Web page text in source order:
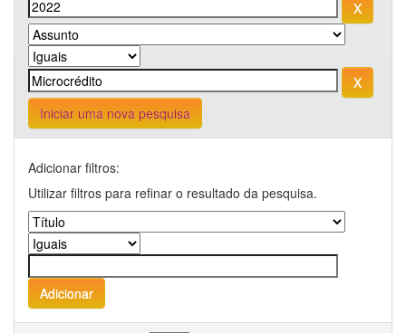
Iniciar uma nova pesquisa
Adicionar filtros:
Utilizar filtros para refinar o resultado da pesquisa.